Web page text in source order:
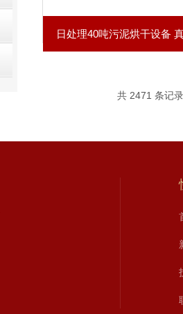
日处理40吨污泥烘干设备
共 2471 条记